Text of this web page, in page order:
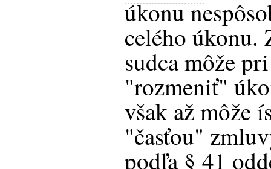
úkonu
celého úkonu.
sudca môže
"rozmeniť"
však až môže
"časťou"
podľa § 41